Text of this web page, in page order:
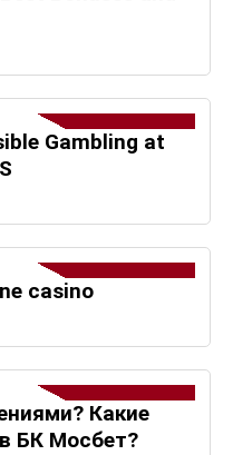
Gambling at
casino
Какие
БК Мосбет?